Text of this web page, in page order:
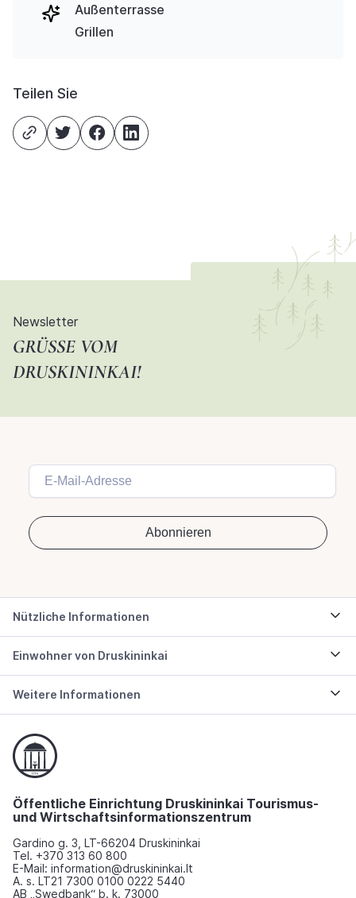
Außenterrasse
Grillen
Teilen Sie
Newsletter
GRÜSSE VOM D
RUSKININKAI!
Nützliche Informationen
Einwohner von Druskininkai
Weitere Informationen
Öffentliche Einrichtung Druskininkai Tourismus-
und Wirtschaftsinformationszentrum
Gardino g. 3, LT-66204 Druskininkai
Tel. +370 313 60 800
E-Mail: information@druskininkai.lt
A. s. LT21 7300 0100 0222 5440
AB „Swedbank“ b. k. 73000